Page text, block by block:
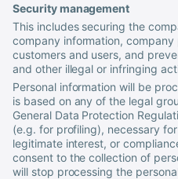
Security management
This includes securing the
company information, company
customers and users, and
and other illegal or infringing
Personal information will be
is based on any of the legal
General Data Protection
(e.g. for profiling), necessary
legitimate interest, or
consent to the collection of
will stop processing the